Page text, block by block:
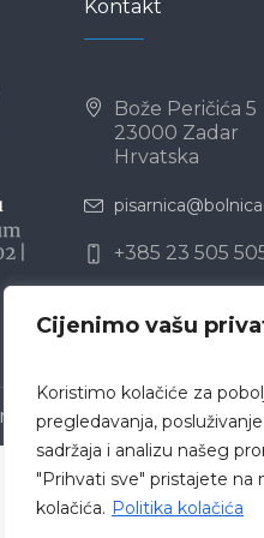
Cijenimo vašu
Koristimo kolačiće za
pregledavanja,
sadržaja i analizu našeg
"Prihvati sve" pristajete na
kolačića. Politika kolačića
Kontakt
Bože Peričića 5
23000 Zadar
Hrvatska
+385 23 505
Zadar © 2019 /Politika